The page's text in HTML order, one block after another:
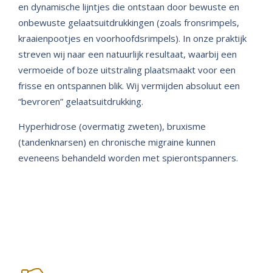
en dynamische lijntjes die ontstaan door bewuste en
onbewuste gelaatsuitdrukkingen (zoals fronsrimpels,
kraaienpootjes en voorhoofdsrimpels). In onze praktijk
streven wij naar een natuurlijk resultaat, waarbij een
vermoeide of boze uitstraling plaatsmaakt voor een
frisse en ontspannen blik. Wij vermijden absoluut een
“bevroren” gelaatsuitdrukking.
Hyperhidrose (overmatig zweten), bruxisme
(tandenknarsen) en chronische migraine kunnen
eveneens behandeld worden met spierontspanners.